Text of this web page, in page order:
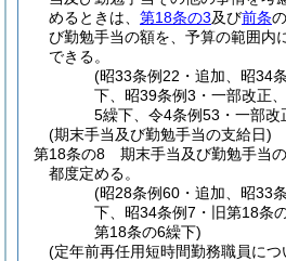
めるときは、 第18条の3及び前条
び勤勉手当の額を、予算の範囲内
できる。
(昭33条例22・追加、昭34
下、昭39条例3・一部改正
5繰下、令4条例53・一部改
(期末手当及び勤勉手当の支給日)
第18条の8
期末手当及び勤勉手当
都度定める。
(昭28条例60・追加、昭33
下、昭34条例7・旧第18条
第18条の6繰下)
(定年前再任用短時間勤務職員に